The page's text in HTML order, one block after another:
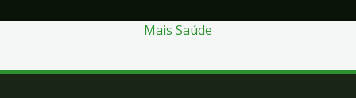
Mais Saúde